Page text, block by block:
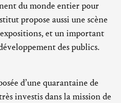
du monde entier pour
propose aussi une scène
et un important
des publics.
d’une quarantaine de
investis dans la mission de